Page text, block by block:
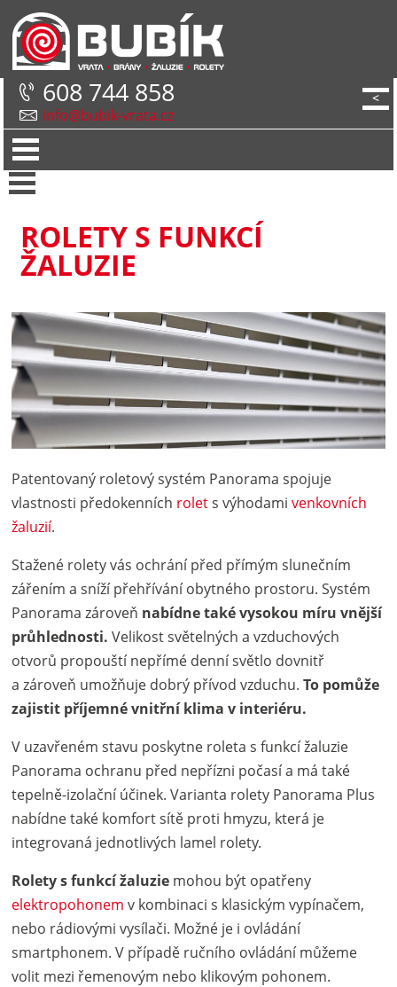
608 744 858
info@bubik-vrata.cz
<
ROLETY S FUNKCÍ
ŽALUZIE
Patentovaný roletový systém Panorama spojuje
vlastnosti předokenních rolets výhodamivenkovních
žaluzií.
Stažené rolety vás ochrání před přímým slunečním
zářením a sníží přehřívání obytného prostoru. Systém
Panorama zároveň nabídne také vysokou míru vnější
průhlednosti. Velikost světelných a vzduchových
otvorů propouští nepřímé denní světlo dovnitř
a zároveň umožňuje dobrý přívod vzduchu.To pomůže
zajistit příjemné vnitřní klima v interiéru.
V uzavřeném stavu poskytne roleta s funkcí žaluzie
Panorama ochranu před nepřízni počasí a má také
tepelně-izolační účinek. Varianta rolety Panorama Plus
nabídne také komfort sítě proti hmyzu, která je
integrovaná jednotlivých lamel rolety.
Rolety s funkcí žaluzie mohou být opatřeny
elektropohonem v kombinaci s klasickým vypínačem,
nebo rádiovými vysílači. Možné je i ovládání
smartphonem. V případě ručního ovládání můžeme
volit mezi řemenovým nebo klikovým pohonem.